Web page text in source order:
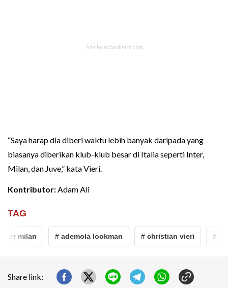
“Saya harap dia diberi waktu lebih banyak daripada yang
biasanya diberikan klub-klub besar di Italia seperti Inter,
Milan, dan Juve,” kata Vieri.
Kontributor:Adam Ali
TAG
milan # ademola lookman # christian vieri #
Share link: